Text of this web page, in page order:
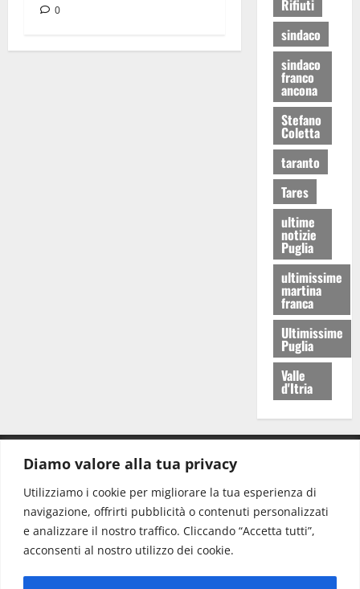
Diamo valore alla tua privacy
Utilizziamo i cookie per migliorare la tua esperienza di
navigazione, offrirti pubblicità o contenuti personalizzati
e analizzare il nostro traffico. Cliccando “Accetta tutti”,
acconsenti al nostro utilizzo dei cookie.
0
Rifiuti
sindaco
sindaco
franco
ancona
Stefano
Coletta
taranto
Tares
ultime
notizie
Puglia
ultimissime
martina
franca
Ultimissime
Puglia
Valle
d'Itria
Redazione: redazione@www.martinasera.it
Direttore:direttore@www.martinasera.it
Info & Commerciale:info@www.martinasera.it